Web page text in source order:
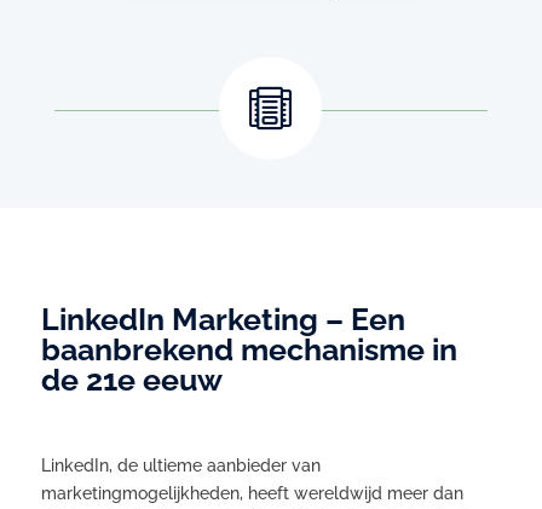

LinkedIn Marketing – Een
baanbrekend mechanisme in
de 21e eeuw
LinkedIn, de ultieme aanbieder van
marketingmogelijkheden, heeft wereldwijd meer dan